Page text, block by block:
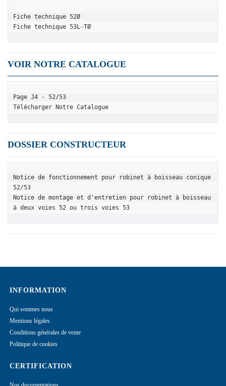
Fiche technique 52Ø
Fiche technique 53L-TØ
VOIR NOTRE CATALOGUE
Page J4 - 52/53
Télécharger Notre Catalogue
DOSSIER CONSTRUCTEUR
Notice de fonctionnement pour robinet à boisseau conique
52/53
Notice de montage et d'entretien pour robinet à boisseau
à deux voies 52 ou trois voies 53
INFORMATION
Qui sommes nous
Mentions légales
Conditions générales de vente
Politique de cookies
CERTIFICATION